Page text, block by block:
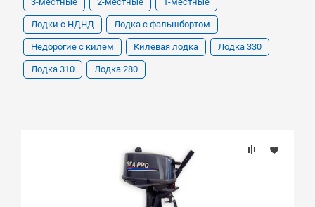
Лодки с НДНД Лодка с фальшбортом
Недорогие с килем Килевая лодка Лодка 330
Лодка 310 Лодка 280